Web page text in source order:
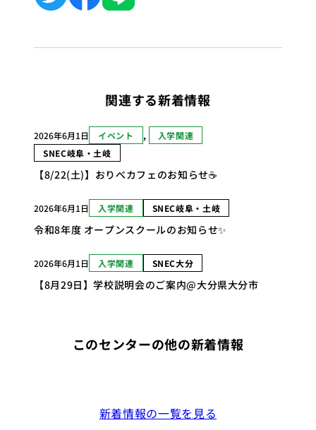
関連する新着情報
2026年6月1日 イベント ,
入学関連
SNEC岐阜・土岐
【8/22(土)】おりべカフェのお知らせ☕
2026年6月1日 入学関連 SNEC岐阜・土岐
令和8年度 オープンスクールのお知らせ✨
2026年6月1日 入学関連 SNEC大分
【8月29日】学校説明会のご案内@大分県大分市
このセンターの他の新着情報
新着情報の一覧を見る